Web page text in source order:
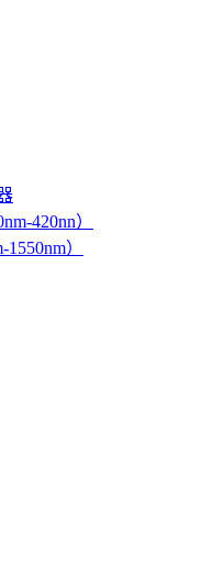
420nn）
）